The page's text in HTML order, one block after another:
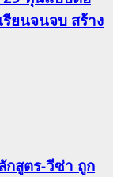
ยนจนจบ สร้าง
กสูตร-วีซ่า ถูก